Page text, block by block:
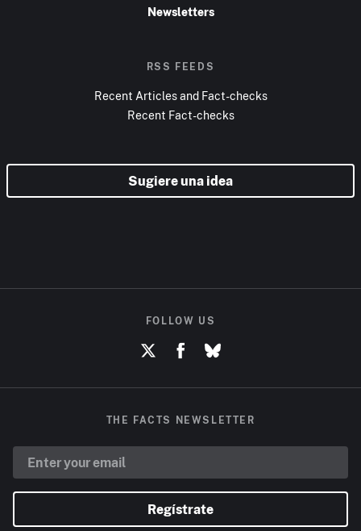
Newsletters
RSS FEEDS
Recent Articles and Fact-checks
Recent Fact-checks
Sugiere una idea
FOLLOW US
THE FACTS NEWSLETTER
Regístrate